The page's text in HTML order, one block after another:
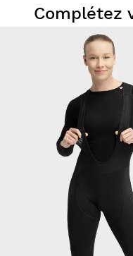
Complétez